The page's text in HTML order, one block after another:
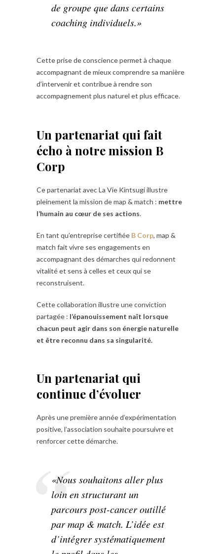
de groupe que dans certains
coaching individuels.»
Cette prise de conscience permet à chaque
accompagnant de mieux comprendre sa manière
d’intervenir et contribue à rendre son
accompagnement plus naturel et plus efficace.
Un partenariat qui fait
écho à notre mission B
Corp
Ce partenariat avec La Vie Kintsugi illustre
pleinement la mission de map & match : mettre
l’humain au cœur de ses actions.
En tant qu’entreprise certifiée B Corp, map &
match fait vivre ses engagements en
accompagnant des démarches qui redonnent
vitalité et sens à celles et ceux qui se
reconstruisent.
Cette collaboration illustre une conviction
partagée : l’épanouissement naît lorsque
chacun peut agir dans son énergie naturelle
et être reconnu dans sa singularité.
Un partenariat qui
continue d’évoluer
Après une première année d’expérimentation
positive, l’association souhaite poursuivre et
renforcer cette démarche.
«Nous souhaitons aller plus
loin en structurant un
parcours post-cancer outillé
par map & match. L’idée est
d’intégrer systématiquement